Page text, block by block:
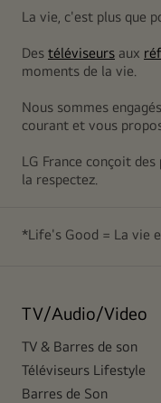
La vie, c'est plus que
Des téléviseurs aux
moments de la vie.
Nous sommes
courant et vous
LG France conçoit
la respectez.
*Life's Good = La vie
TV/Audio/Video
TV & Barres de son
Téléviseurs Lifestyle
Barres de Son